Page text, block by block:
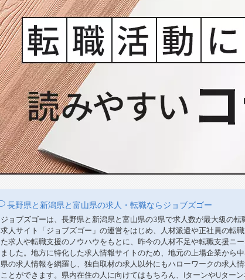
長野県と新潟県と富山県の求人・転職ならジョブズゴー
ジョブズゴーは、長野県と新潟県と富山県の3県で求人数が最大級の
求人サイト「ジョブズゴー」の運営をはじめ、人材派遣や正社員の転
た求人や転職支援のノウハウをもとに、昨今の人材不足や転職支援
ました。地方に特化した求人情報サイトのため、地元の上場企業か
県の求人情報を網羅し、独自取材の求人以外にもハローワークの求人
ことができます。県内在住の人に向けてはもちろん、IターンやUター